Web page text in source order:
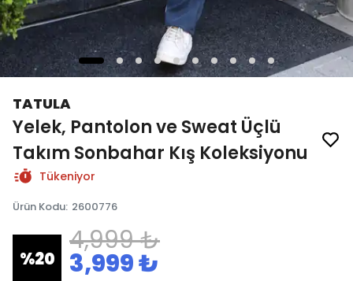
TATULA
Yelek, Pantolon ve Sweat Üçlü
Takım Sonbahar Kış Koleksiyonu
Tükeniyor
Ürün Kodu: 2600776
%20
4,999 ₺
3,999 ₺